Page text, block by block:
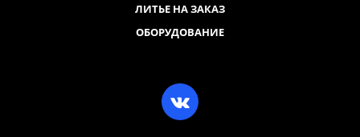
ЛИТЬЕ НА ЗАКАЗ
ОБОРУДОВАНИЕ